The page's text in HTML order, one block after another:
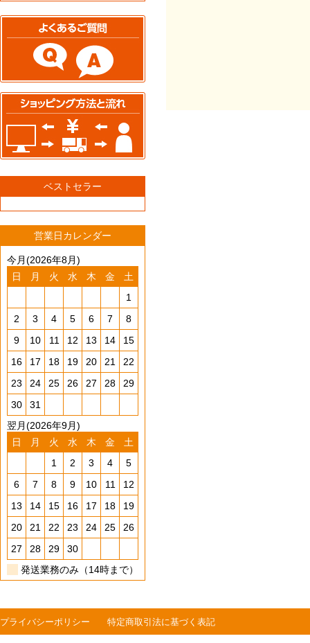
ベストセラー
営業日カレンダー
今月(2026年8月)
日
月 火 水 木 金
土
1
2
3 4 5 6 7
8
9
10 11 12 13 14
15
16
17 18 19 20 21
22
23
24 25 26 27 28
29
30
31
翌月(2026年9月)
日
月 火 水 木 金
土
1
2 3 4
5
6
7 8 9 10 11
12
13
14 15 16 17 18
19
20
21 22 23 24 25
26
27
28 29
30
発送業務のみ（14時まで）
プライバシーポリシー 特定商取引法に基づく表記